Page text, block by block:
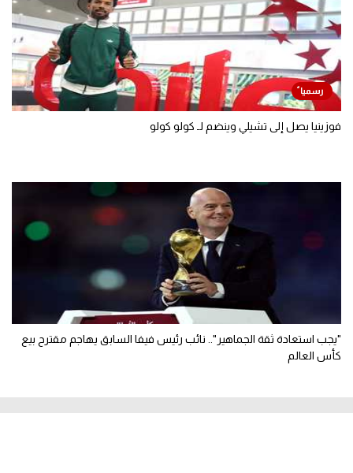
فوزينيا يصل إلى تشيلي وينضم لـ كولو كولو
"يجب استعادة ثقة الجماهير".. نائب رئيس فيفا السابق يهاجم مقترح بيع
كأس العالم